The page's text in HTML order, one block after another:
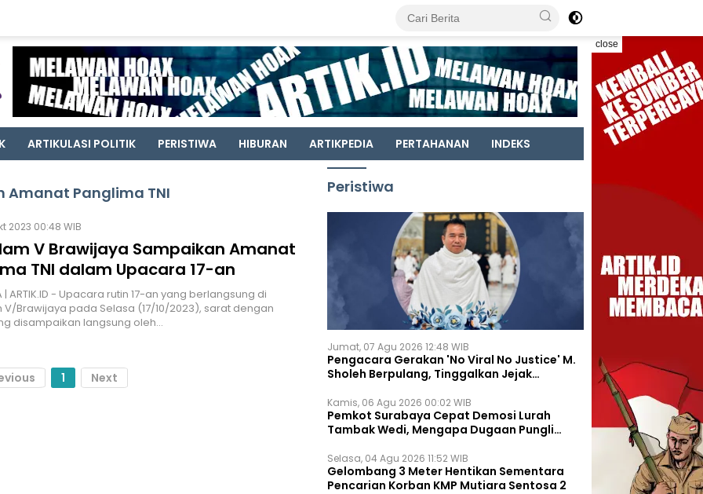
close
ARTIKULASI POLITIK PERISTIWA HIBURAN ARTIKPEDIA PERTAHANAN INDEKS
Amanat Panglima TNI
2023 00:48 WIB
V Brawijaya Sampaikan Amanat
TNI dalam Upacara 17-an
| ARTIK.ID - Upacara rutin 17-an yang berlangsung di
Brawijaya pada Selasa (17/10/2023), sarat dengan
disampaikan langsung oleh…
1 Next
Peristiwa
Jumat, 07 Agu 2026 12:48 WIB
Pengacara Gerakan 'No Viral No Justice' M.
Sholeh Berpulang, Tinggalkan Jejak
Kamis, 06 Agu 2026 00:02 WIB
Pemkot Surabaya Cepat Demosi Lurah
Tambak Wedi, Mengapa Dugaan Pungli
Selasa, 04 Agu 2026 11:52 WIB
Gelombang 3 Meter Hentikan Sementara
Pencarian Korban KMP Mutiara Sentosa 2